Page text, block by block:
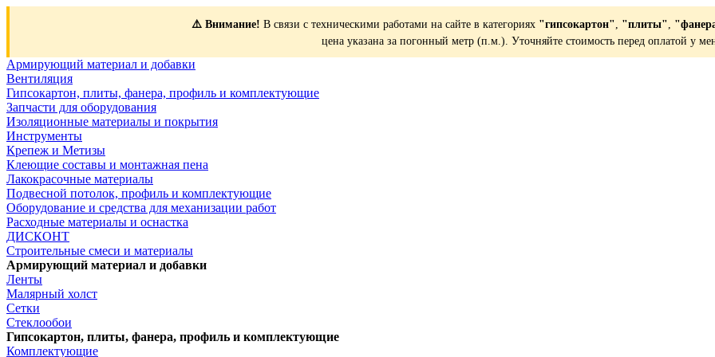
⚠️ Внимание! В связи с техническими работами на сайте в категориях "гипсокартон", "плиты",
цена указана за погонный метр (п.м.). Уточняйте стоимость перед оплатой у
Армирующий материал и добавки
Вентиляция
Гипсокартон, плиты, фанера, профиль и комплектующие
Запчасти для оборудования
Изоляционные материалы и покрытия
Инструменты
Крепеж и Метизы
Клеющие составы и монтажная пена
Лакокрасочные материалы
Подвесной потолок, профиль и комплектующие
Оборудование и средства для механизации работ
Расходные материалы и оснастка
ДИСКОНТ
Строительные смеси и материалы
Армирующий материал и добавки
Ленты
Малярный холст
Сетки
Стеклообои
Гипсокартон, плиты, фанера, профиль и комплектующие
Комплектующие